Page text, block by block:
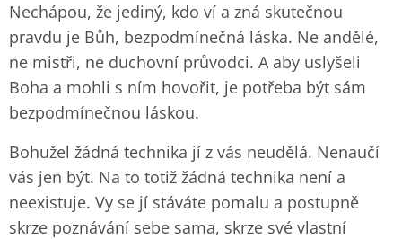
Nechápou, že jediný, kdo ví a zná skutečnou
pravdu je Bůh, bezpodmínečná láska. Ne andělé,
ne mistři, ne duchovní průvodci. A aby uslyšeli
Boha a mohli s ním hovořit, je potřeba být sám
bezpodmínečnou láskou.
Bohužel žádná technika jí z vás neudělá. Nenaučí
vás jen být. Na to totiž žádná technika není a
neexistuje. Vy se jí stáváte pomalu a postupně
skrze poznávání sebe sama, skrze své vlastní